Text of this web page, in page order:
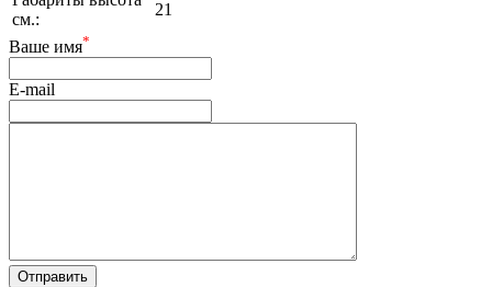
см.:
21
Ваше имя*
E-mail